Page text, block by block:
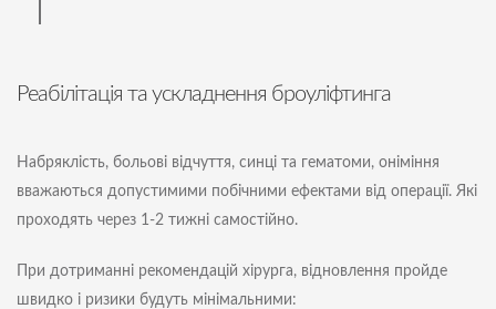
Реабілітація та ускладнення броуліфтинга
Набряклість, больові відчуття, синці та гематоми, оніміння
вважаються допустимими побічними ефектами від операції. Які
проходять через 1-2 тижні самостійно.
При дотриманні рекомендацій хірурга, відновлення пройде
швидко і ризики будуть мінімальними: